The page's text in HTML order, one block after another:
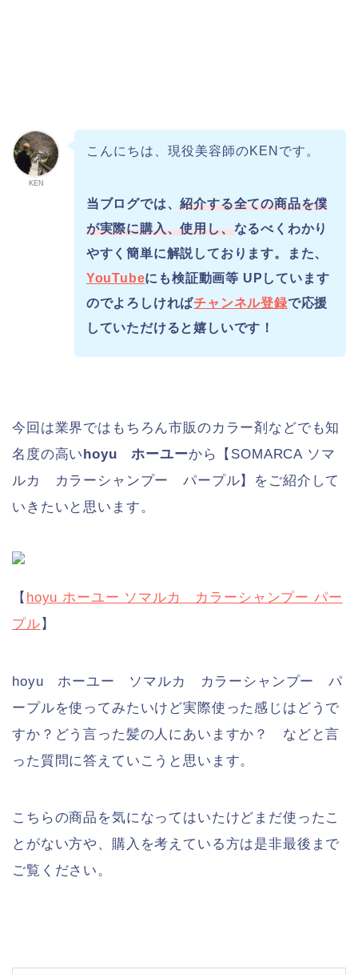
KEN
こんにちは、現役美容師のKENです。
当ブログでは、紹介する全ての商品を僕
が実際に購入、使用し、なるべくわかり
やすく簡単に解説しております。また、
YouTubeにも検証動画等 UPしています
のでよろしければチャンネル登録で応援
していただけると嬉しいです！
今回は業界ではもちろん市販のカラー剤などでも知
名度の高い hoyu ホーユーから【SOMARCA ソマ
ルカ カラーシャンプー パープル】をご紹介して
いきたいと思います。
【 hoyu ホーユー ソマルカ カラーシャンプー パー
プル 】
hoyu ホーユー ソマルカ カラーシャンプー パ
ープルを使ってみたいけど実際使った感じはどうで
すか？どう言った髪の人にあいますか？ などと言
った質問に答えていこうと思います。
こちらの商品を気になってはいたけどまだ使ったこ
とがない方や、購入を考えている方は是非最後まで
ご覧ください。